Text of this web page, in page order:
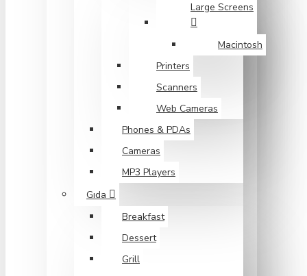
Large Screens
Macintosh
Printers
Scanners
Web Cameras
Phones & PDAs
Cameras
MP3 Players
Gıda
Breakfast
Dessert
Grill